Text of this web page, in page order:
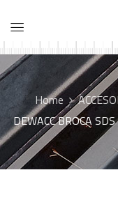
Home
DEWACC BROCA